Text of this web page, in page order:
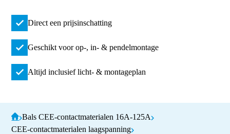
Direct een prijsinschatting
Geschikt voor op-, in- & pendelmontage
Altijd inclusief licht- & montageplan
Bals CEE-contactmaterialen 16A-125A
CEE-contactmaterialen laagspanning